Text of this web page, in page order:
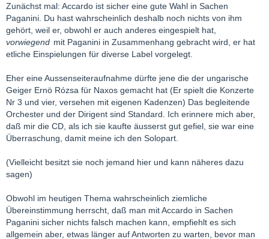
Zunächst mal: Accardo ist sicher eine gute Wahl in Sachen
Paganini. Du hast wahrscheinlich deshalb noch nichts von ihm
gehört, weil er, obwohl er auch anderes eingespielt hat,
vorwiegend mit Paganini in Zusammenhang gebracht wird, er hat
etliche Einspielungen für diverse Label vorgelegt.
Eher eine Aussenseiteraufnahme dürfte jene die der ungarische
Geiger Ernö Rózsa für Naxos gemacht hat (Er spielt die Konzerte
Nr 3 und vier, versehen mit eigenen Kadenzen) Das begleitende
Orchester und der Dirigent sind Standard. Ich erinnere mich aber,
daß mir die CD, als ich sie kaufte äusserst gut gefiel, sie war eine
Überraschung, damit meine ich den Solopart.
(Vielleicht besitzt sie noch jemand hier und kann näheres dazu
sagen)
Obwohl im heutigen Thema wahrscheinlich ziemliche
Übereinstimmung herrscht, daß man mit Accardo in Sachen
Paganini sicher nichts falsch machen kann, empfiehlt es sich
allgemein aber, etwas länger auf Antworten zu warten, bevor man